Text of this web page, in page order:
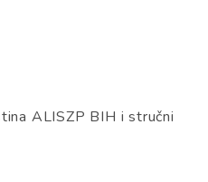
ALISZP BIH i stručni